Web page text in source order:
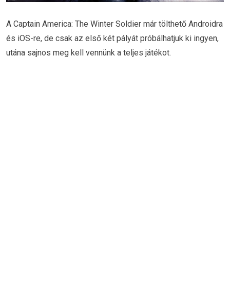
A Captain America: The Winter Soldier már tölthető Androidra
és iOS-re, de csak az első két pályát próbálhatjuk ki ingyen,
utána sajnos meg kell vennünk a teljes játékot.